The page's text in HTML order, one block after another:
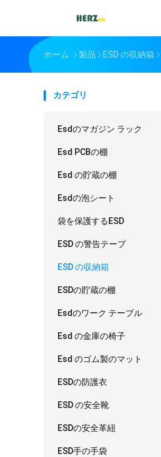
ホーム 製品 ESD の収納箱
カテゴリ
Esdのマガジン ラック
Esd PCBの棚
Esd の貯蔵の棚
Esdの泡シート
袋を保護するESD
ESD の警告テープ
ESD の収納箱
ESDの貯蔵の棚
Esdのワーク テーブル
Esd の金庫の椅子
Esd のゴム製のマット
ESDの防護衣
ESD の安全靴
ESDの安全革紐
ESD手の手袋